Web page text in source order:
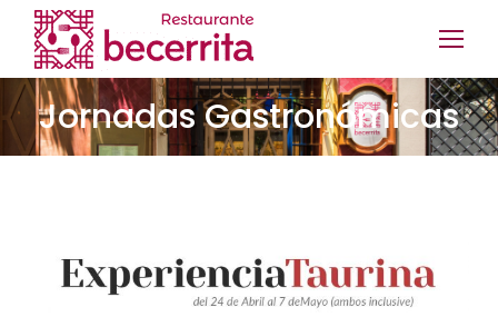
Jornadas Gastronómicas